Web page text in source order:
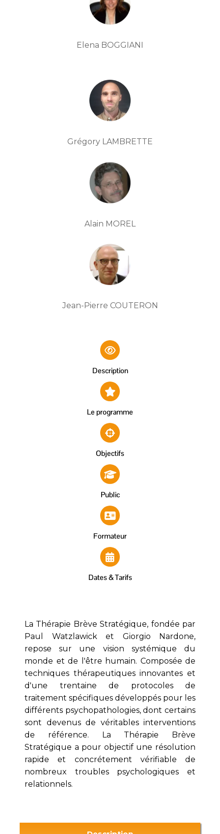
Elena BOGGIANI
Grégory LAMBRETTE
Alain MOREL
Jean-Pierre COUTERON
Description
Le programme
Objectifs
Public
Formateur
Dates & Tarifs
La Thérapie Brève Stratégique, fondée par
Paul Watzlawick et Giorgio Nardone,
repose sur une vision systémique du
monde et de l'être humain. Composée de
techniques thérapeutiques innovantes et
d'une trentaine de protocoles de
traitement spécifiques développés pour les
différents psychopathologies, dont certains
sont devenus de véritables interventions
de référence. La Thérapie Brève
Stratégique a pour objectif une résolution
rapide et concrétement vérifiable de
nombreux troubles psychologiques et
relationnels.